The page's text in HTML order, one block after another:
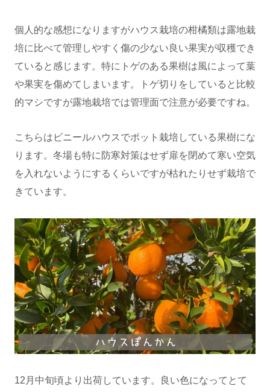
個人的な感想になりますがハウス栽培の柑橘類は露地栽
培に比べて管理しやすく傷の少ない良い果実が収穫でき
ていると感じます。特にトゲのある果樹は風によって葉
や果実を傷めてしまいます。トゲ切りをしていると比較
的マシですが露地栽培では管理面で注意が必要ですね。
こちらはビニールハウスでポット栽培している果樹にな
ります。冬場も特に防寒対策はせず扉を閉めて寒い空気
を入れないようにするくらいですが枯れたりせず栽培で
きています。
12月中旬頃より出荷しています。良い色になってとて